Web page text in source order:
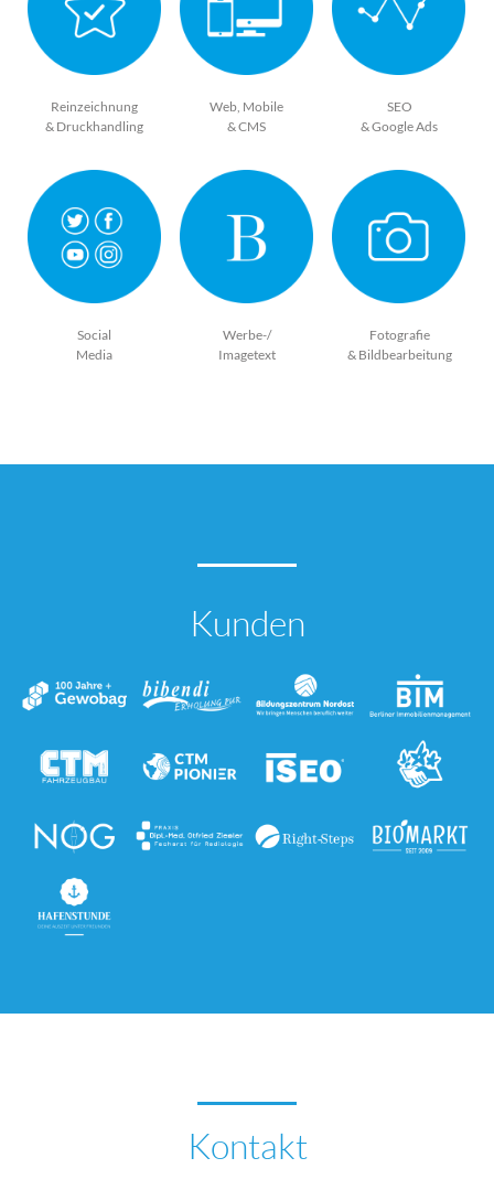
Reinzeichnung
& Druckhandling
Social
Media
Web, Mobile
& CMS
Werbe-/
Imagetext
SEO
& Google Ads
Fotografie
& Bildbearbeitung
Kunden
Kontakt